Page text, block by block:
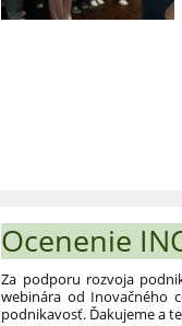
Ocenenie
Za podporu rozvoja
webinára od Inovačného
podnikavosť. Ďakujeme a